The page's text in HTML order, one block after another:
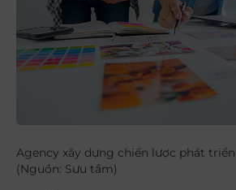
Agency xây dựng chiến lược phát
(Nguồn: Sưu tầm)